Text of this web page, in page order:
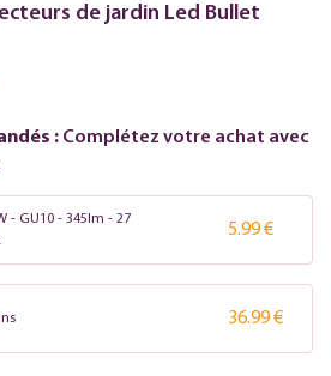
de jardin Led Bullet
: Complétez votre achat avec
- GU10 - 345lm - 27
5.99 €
36.99 €